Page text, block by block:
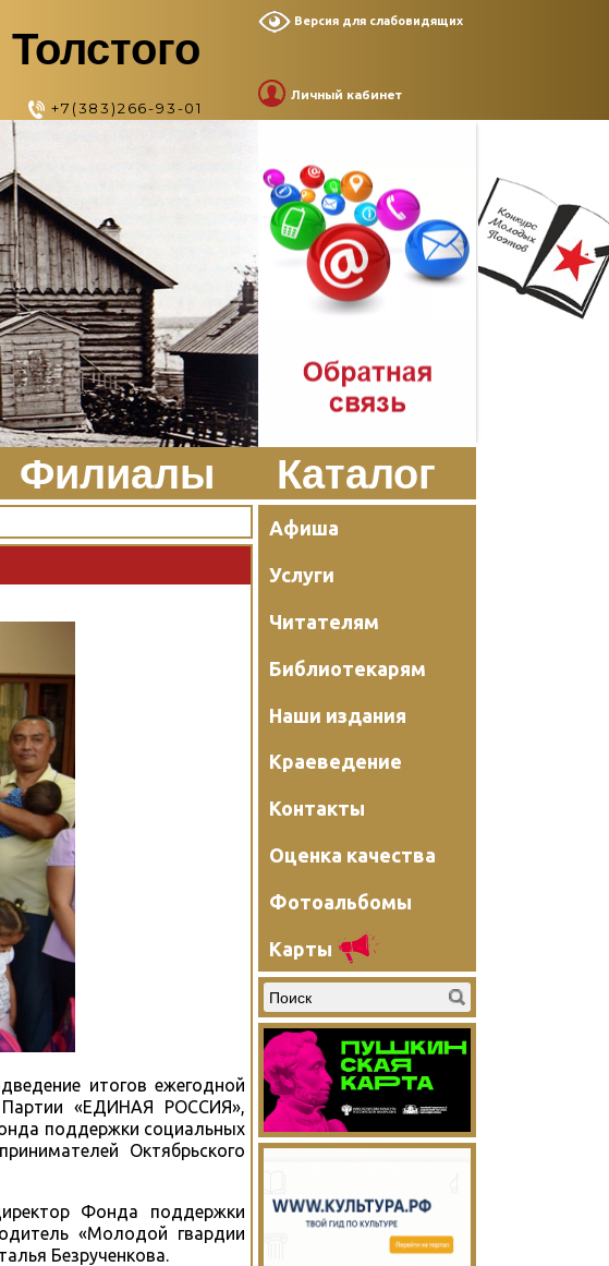
+7(383)266-93-01
Версия для слабовидящих
Личный кабинет
Филиалы Каталог
итогов ежегодной
Партии «ЕДИНАЯ РОССИЯ»,
поддержки социальных
Октябрьского
Фонда поддержки
«Молодой гвардии
Безрученкова.
Афиша
Услуги
Читателям
Библиотекарям
Наши издания
Краеведение
Контакты
Оценка качества
Фотоальбомы
Карты